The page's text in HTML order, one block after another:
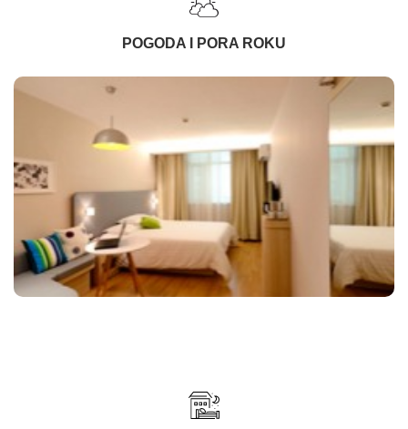
POGODA I PORA ROKU